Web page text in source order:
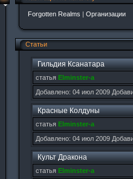
Forgotten Realms | Организации
Статьи
Гильдия Ксанатара
статья Elminster-а
Добавлено: 04 июл 2009
Красные Колдуны
статья Elminster-а
Добавлено: 04 июл 2009
Культ Дракона
статья Elminster-а